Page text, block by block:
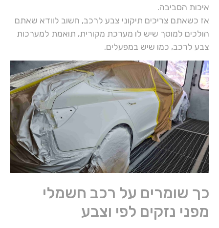
איכות הסביבה.
אז כשאתם צריכים תיקוני צבע לרכב, חשוב לוודא שאתם
הולכים למוסך שיש לו מערכת מקורית, תואמת למערכות
צבע לרכב, כמו שיש במפעלים.
כך שומרים על רכב חשמלי
מפני נזקים לפי וצבע